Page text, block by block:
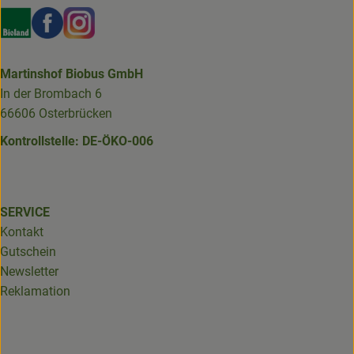
Externer Link zu https://www.bioland.de/verbraucher
Externer Link zu https://www.facebook.com/
Externer Link zu https://www.instagram.com/
Martinshof Biobus GmbH
In der Brombach 6
66606 Osterbrücken
Kontrollstelle: DE-ÖKO-006
SERVICE
Kontakt
Gutschein
Newsletter
Reklamation